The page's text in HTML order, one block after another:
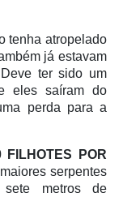
tenha atropelado
já estavam
ter sido um
eles saíram do
perda para a
POR
serpentes
metros de